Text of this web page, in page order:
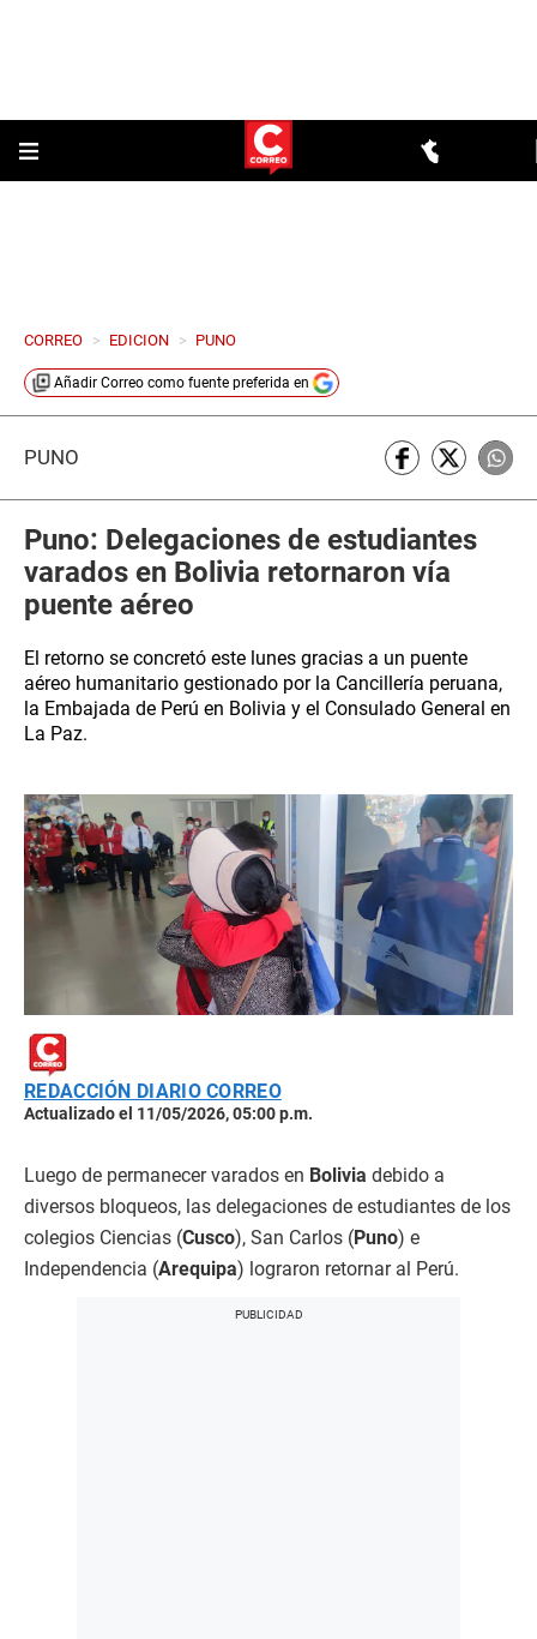
CORREO > EDICION > PUNO
Añadir Correo como fuente preferida en
PUNO
Puno: Delegaciones de estudiantes
varados en Bolivia retornaron vía
puente aéreo
El retorno se concretó este lunes gracias a un puente
aéreo humanitario gestionado por la Cancillería peruana,
la Embajada de Perú en Bolivia y el Consulado General en
La Paz.
REDACCIÓN DIARIO CORREO
Actualizado el 11/05/2026, 05:00 p.m.
Luego de permanecer varados en Bolivia debido a
diversos bloqueos, las delegaciones de estudiantes de los
colegios Ciencias (Cusco), San Carlos (Puno) e
Independencia (Arequipa) lograron retornar al Perú.